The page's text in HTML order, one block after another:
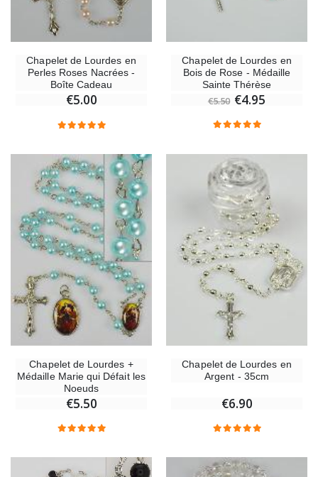
Chapelet de Lourdes en
Perles Roses Nacrées -
Boîte Cadeau
€5.00
Chapelet de Lourdes en
Bois de Rose - Médaille
Sainte Thérèse
€5.50 €4.95
Chapelet de Lourdes +
Médaille Marie qui Défait les
Noeuds
€5.50
Chapelet de Lourdes en
Argent - 35cm
€6.90